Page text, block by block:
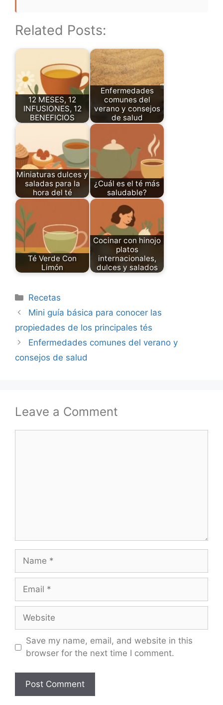
Related Posts:
12 MESES, 12
INFUSIONES, 12
BENEFICIOS
Enfermedades
comunes del
verano y consejos
de salud
Miniaturas dulces y
saladas para la
hora del té
¿Cuál es el té más
saludable?
Té Verde Con
Limón
Cocinar con hinojo
platos
internacionales,
dulces y salados
Categories
Recetas
Mini guía básica para conocer las
propiedades de los principales tés
Enfermedades comunes del verano y
consejos de salud
Leave a Comment
Name
Email
Website
Save my name, email, and website in this
browser for the next time I comment.